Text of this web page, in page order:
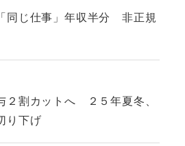
同じ仕事」年収半分 非正規
２割カットへ ２５年夏冬、
り下げ